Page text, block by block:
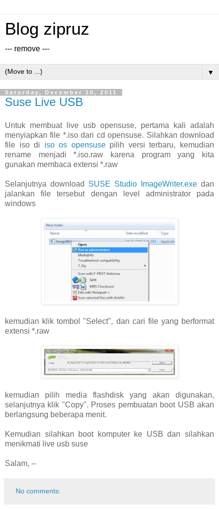
Blog zipruz
--- remove ---
▼
Saturday, December 10, 2011
Suse Live USB
Untuk membuat live usb opensuse, pertama kali adalah
menyiapkan file *.iso dari cd opensuse. Silahkan download
file iso di iso os opensusepilih versi terbaru, kemudian
rename menjadi *.iso.raw karena program yang kita
gunakan membaca extensi *.raw
Selanjutnya download SUSE Studio ImageWriter.exe dan
jalankan file tersebut dengan level administrator pada
windows
kemudian klik tombol "Select", dan cari file yang berformat
extensi *.raw
kemudian pilih media flashdisk yang akan digunakan,
selanjutnya klik "Copy". Proses pembuatan boot USB akan
berlangsung beberapa menit.
Kemudian silahkan boot komputer ke USB dan silahkan
menikmati live usb suse
Salam, --
No comments: